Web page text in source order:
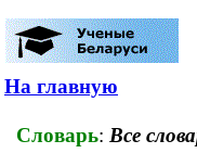
На главную
Словарь: Все